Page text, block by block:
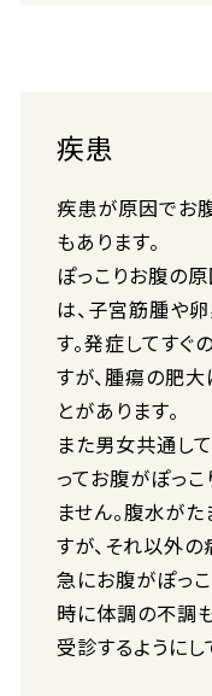
疾患
疾患が原因でお
もあります。
ぽっこりお腹の
は、子宮筋腫や
す。発症してす
すが、腫瘍の肥
とがあります。
また男女共通し
ってお腹がぽっ
ません。腹水が
すが、それ以外の
急にお腹がぽっ
時に体調の不調
受診するようにし